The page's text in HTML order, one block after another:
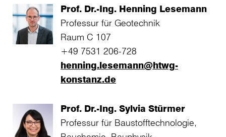
Prof. Dr.-Ing. Henning Lesemann
Professur für Geotechnik
Raum C 107
+49 7531 206-728
henning.lesemann@htwg-
konstanz.de
Prof. Dr.-Ing. Sylvia Stürmer
Professur für Baustofftechnologie,